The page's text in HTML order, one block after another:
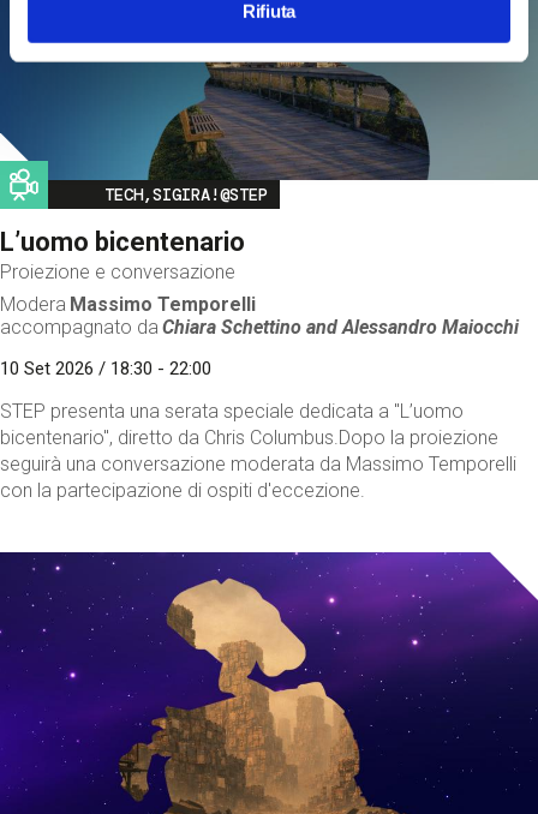
Rifiuta
Image
TECH,SIGIRA!@STEP
L’uomo bicentenario
Proiezione e conversazione
Modera Massimo Temporelli
accompagnato da Chiara Schettino andAlessandro Maiocchi
10 Set 2026 / 18:30 - 22:00
STEP presenta una serata speciale dedicata a "L’uomo
bicentenario", diretto da Chris Columbus.Dopo la proiezione
seguirà una conversazione moderata da Massimo Temporelli
con la partecipazione di ospiti d'eccezione.